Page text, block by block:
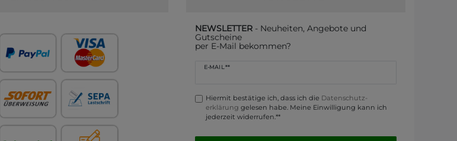
NEWSLETTER - Neuheiten, Angebote und
Gutscheine
per E-Mail bekommen?
E-MAIL **
Newsletter
Hiermit bestätige ich, dass ich die Daten­schutz­
erklärung gelesen habe. Meine Einwilligung kann ich
jederzeit widerrufen.**